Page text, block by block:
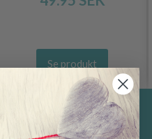
Se produkt
till 50%